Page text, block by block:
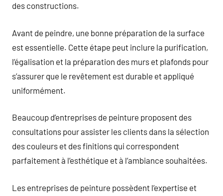
des constructions.
Avant de peindre, une bonne préparation de la surface
est essentielle. Cette étape peut inclure la purification,
l’égalisation et la préparation des murs et plafonds pour
s’assurer que le revêtement est durable et appliqué
uniformément.
Beaucoup d’entreprises de peinture proposent des
consultations pour assister les clients dans la sélection
des couleurs et des finitions qui correspondent
parfaitement à l’esthétique et à l’ambiance souhaitées.
Les entreprises de peinture possèdent l’expertise et